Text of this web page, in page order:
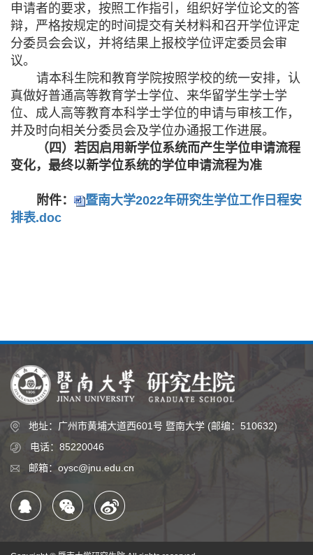
申请者的要求，按照工作指引，组织好学位论文的答
辩，严格按规定的时间提交有关材料和召开学位评定
分委员会会议，并将结果上报校学位评定委员会审
议。
请本科生院和教育学院按照学校的统一安排，认
真做好普通高等教育学士学位、来华留学生学士学
位、成人高等教育本科学士学位的申请与审核工作，
并及时向相关分委员会及学位办通报工作进展。
（四）若因启用新学位系统而产生学位申请流程
变化，最终以新学位系统的学位申请流程为准
附件：
暨南大学2022年研究生学位工作日程安
排表.doc
地址：广州市黄埔大道西601号 暨南大学 (邮编：510632)
电话：85220046
邮箱：oysc@jnu.edu.cn